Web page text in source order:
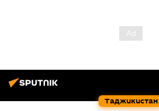
Таджикистан